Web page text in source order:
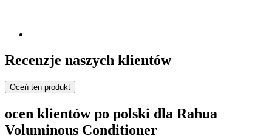
Recenzje naszych klientów
Oceń ten produkt
ocen klientów po polski dla Rahua
Voluminous Conditioner